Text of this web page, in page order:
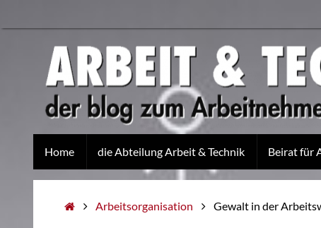
Home die Abteilung Arbeit & Technik Beirat für
Arbeitsorganisation Gewalt in der